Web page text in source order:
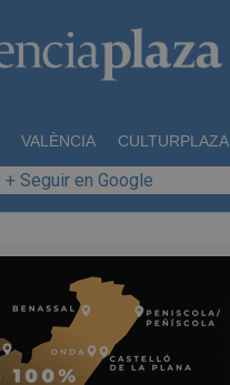
VALÈNCIA CULTURPLAZA
+ Seguir en Google